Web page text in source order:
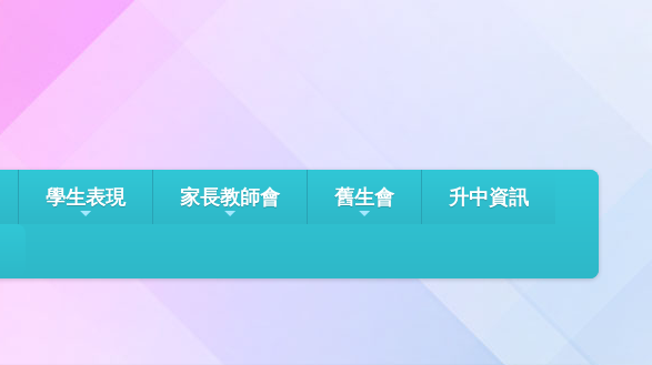
學生表現 家長教師會 舊生會 升中資訊